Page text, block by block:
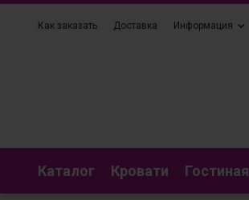
Как заказать Доставка Информация
Каталог Кровати Гостиная